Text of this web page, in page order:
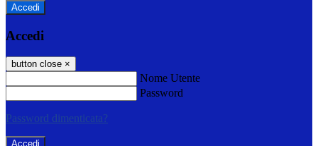
Accedi
Accedi
button close ×
Nome Utente
Password
Password dimenticata?